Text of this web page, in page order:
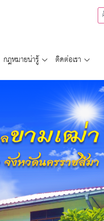
กฎหมายน่ารู้ ติดต่อเรา